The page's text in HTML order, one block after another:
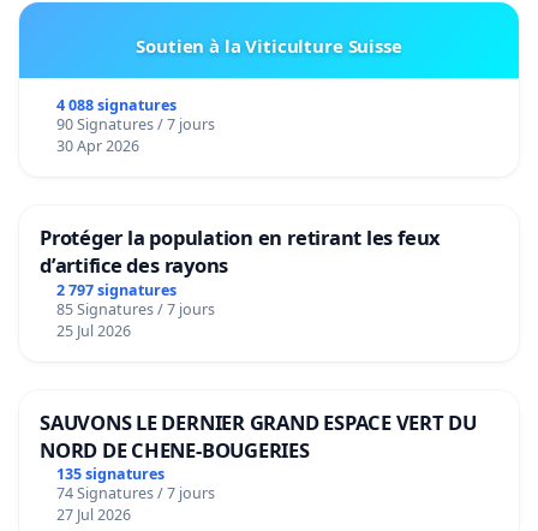
Soutien à la Viticulture Suisse
4 088 signatures
90 Signatures / 7 jours
30 Apr 2026
Protéger la population en retirant les feux
d’artifice des rayons
2 797 signatures
85 Signatures / 7 jours
25 Jul 2026
SAUVONS LE DERNIER GRAND ESPACE VERT DU
NORD DE CHENE-BOUGERIES
135 signatures
74 Signatures / 7 jours
27 Jul 2026